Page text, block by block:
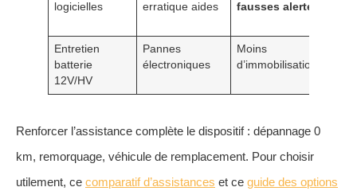
logicielles
erratique aides
fausses alertes
Entretien
batterie
12V/HV
Pannes
électroniques
Moins
d’immobilisations
Renforcer l’assistance complète le dispositif : dépannage 0
km, remorquage, véhicule de remplacement. Pour choisir
utilement, ce comparatif d’assistances et ce guide des options